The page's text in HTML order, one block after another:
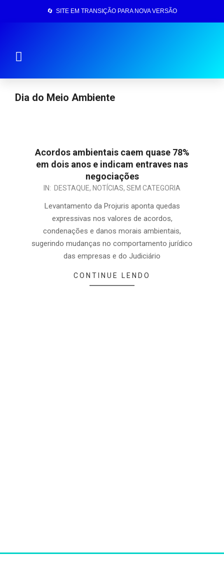
🔄 SITE EM TRANSIÇÃO PARA NOVA VERSÃO
Dia do Meio Ambiente
Acordos ambientais caem quase 78%
em dois anos e indicam entraves nas
negociações
IN: DESTAQUE, NOTÍCIAS, SEM CATEGORIA
Levantamento da Projuris aponta quedas
expressivas nos valores de acordos,
condenações e danos morais ambientais,
sugerindo mudanças no comportamento jurídico
das empresas e do Judiciário
CONTINUE LENDO